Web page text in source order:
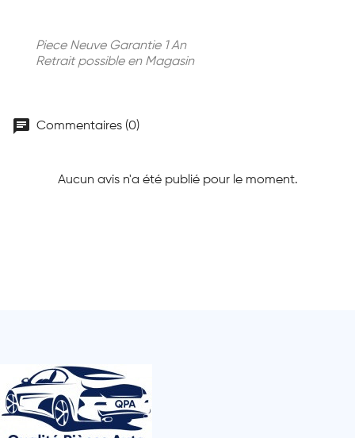
Piece Neuve Garantie 1 An
Retrait possible en Magasin
chat Commentaires (0)
Aucun avis n'a été publié pour le moment.